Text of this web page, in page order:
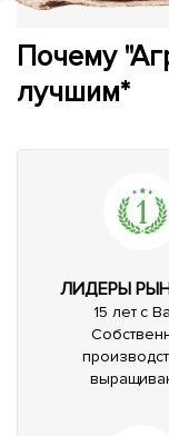
Почему
лучшим*
ЛИДЕРЫ
15 лет с